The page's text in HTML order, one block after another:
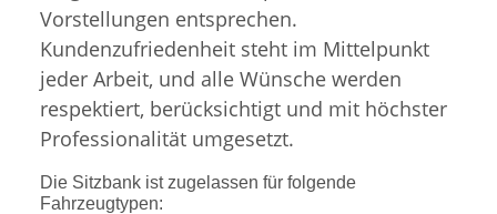
Vorstellungen entsprechen.
Kundenzufriedenheit steht im Mittelpunkt
jeder Arbeit, und alle Wünsche werden
respektiert, berücksichtigt und mit höchster
Professionalität umgesetzt.
Die Sitzbank ist zugelassen für folgende
Fahrzeugtypen: